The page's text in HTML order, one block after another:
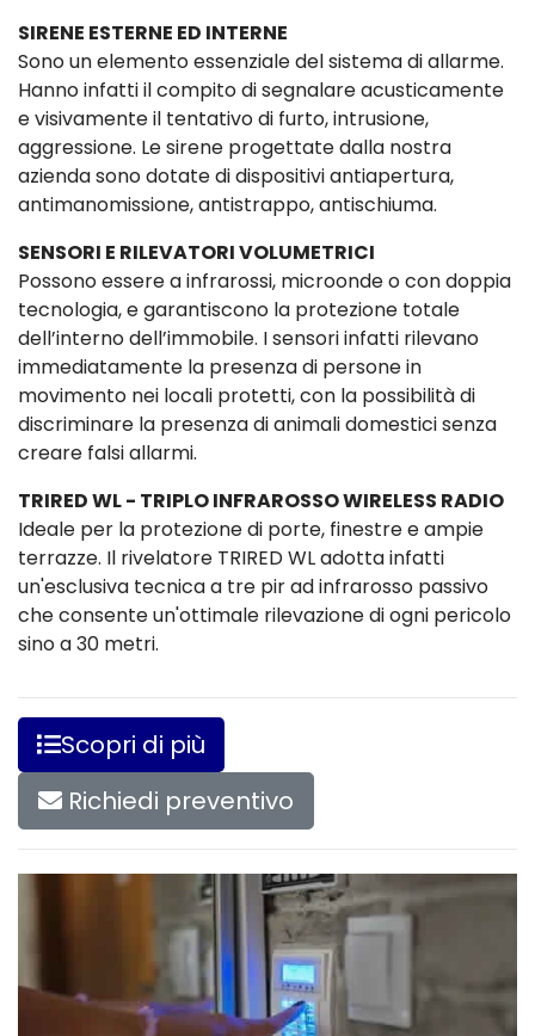
SIRENE ESTERNE ED INTERNE
Sono un elemento essenziale del sistema di allarme.
Hanno infatti il compito di segnalare acusticamente
e visivamente il tentativo di furto, intrusione,
aggressione. Le sirene progettate dalla nostra
azienda sono dotate di dispositivi antiapertura,
antimanomissione, antistrappo, antischiuma.
SENSORI E RILEVATORI VOLUMETRICI
Possono essere a infrarossi, microonde o con doppia
tecnologia, e garantiscono la protezione totale
dell’interno dell’immobile. I sensori infatti rilevano
immediatamente la presenza di persone in
movimento nei locali protetti, con la possibilità di
discriminare la presenza di animali domestici senza
creare falsi allarmi.
TRIRED WL - TRIPLO INFRAROSSO WIRELESS RADIO
Ideale per la protezione di porte, finestre e ampie
terrazze. Il rivelatore TRIRED WL adotta infatti
un'esclusiva tecnica a tre pir ad infrarosso passivo
che consente un'ottimale rilevazione di ogni pericolo
sino a 30 metri.
Scopri di più
Richiedi preventivo